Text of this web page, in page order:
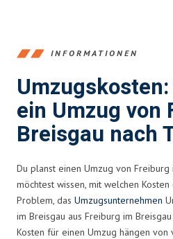
INFORMATIONEN
ein Umzug von
Breisgau nach
Du planst einen Umzug von Freiburg
möchtest wissen, mit welchen Kosten
Problem, das Umzugsunternehmen
im Breisgau aus Freiburg im
Kosten für einen Umzug hängen von